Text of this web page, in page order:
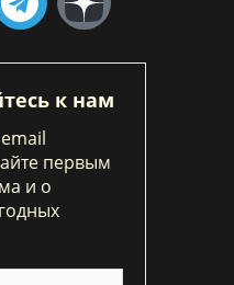
к нам
первым
и о